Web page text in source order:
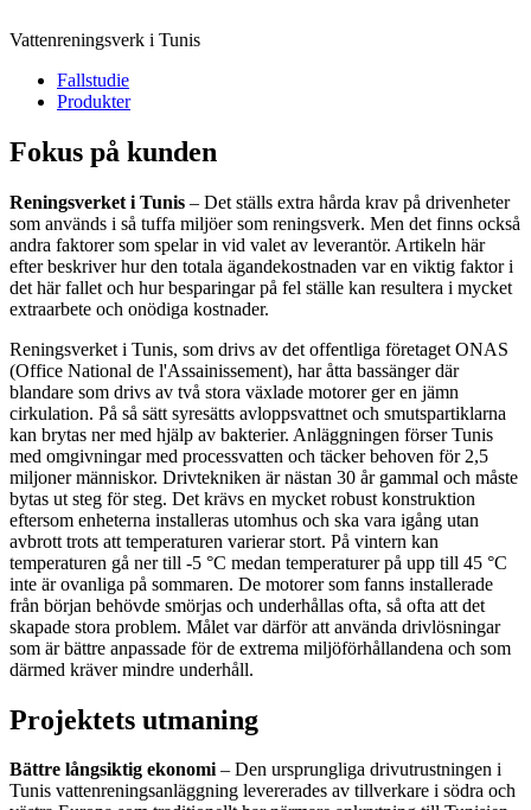
Vattenreningsverk i Tunis
Fallstudie
Produkter
Fokus på kunden
Reningsverket i Tunis – Det ställs extra hårda krav på drivenheter
som används i så tuffa miljöer som reningsverk. Men det finns också
andra faktorer som spelar in vid valet av leverantör. Artikeln här
efter beskriver hur den totala ägandekostnaden var en viktig faktor i
det här fallet och hur besparingar på fel ställe kan resultera i mycket
extraarbete och onödiga kostnader.
Reningsverket i Tunis, som drivs av det offentliga företaget ONAS
(Office National de l'Assainissement), har åtta bassänger där
blandare som drivs av två stora växlade motorer ger en jämn
cirkulation. På så sätt syresätts avloppsvattnet och smutspartiklarna
kan brytas ner med hjälp av bakterier. Anläggningen förser Tunis
med omgivningar med processvatten och täcker behoven för 2,5
miljoner människor. Drivtekniken är nästan 30 år gammal och måste
bytas ut steg för steg. Det krävs en mycket robust konstruktion
eftersom enheterna installeras utomhus och ska vara igång utan
avbrott trots att temperaturen varierar stort. På vintern kan
temperaturen gå ner till -5 °C medan temperaturer på upp till 45 °C
inte är ovanliga på sommaren. De motorer som fanns installerade
från början behövde smörjas och underhållas ofta, så ofta att det
skapade stora problem. Målet var därför att använda drivlösningar
som är bättre anpassade för de extrema miljöförhållandena och som
därmed kräver mindre underhåll.
Projektets utmaning
Bättre långsiktig ekonomi– Den ursprungliga drivutrustningen i
Tunis vattenreningsanläggning levererades av tillverkare i södra och